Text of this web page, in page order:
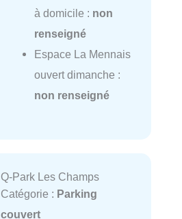
à domicile : non
renseigné
Espace La Mennais
ouvert dimanche :
non renseigné
Q-Park Les Champs
Catégorie : Parking
couvert